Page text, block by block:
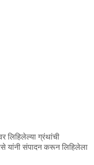
लिहिलेल्या ग्रंथांची
यांनी संपादन करून लिहिलेला